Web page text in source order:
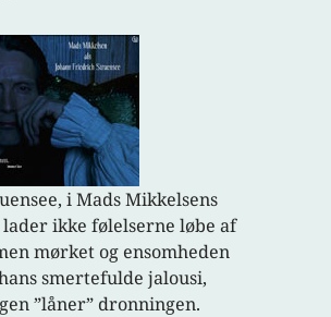
i Mads Mikkelsens
lader ikke følelserne løbe af
mørket og ensomheden
smertefulde jalousi,
”låner” dronningen.